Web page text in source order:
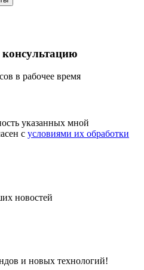
в рабочее время
указанных мной
с условиями их обработки
новостей
и новых технологий!